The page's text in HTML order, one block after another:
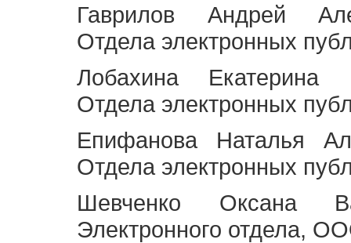
Гаврилов Андрей
Отдела электронных
Лобахина Екатерина
Отдела электронных
Епифанова Наталья
Отдела электронных
Шевченко Оксана
Электронного отдела,